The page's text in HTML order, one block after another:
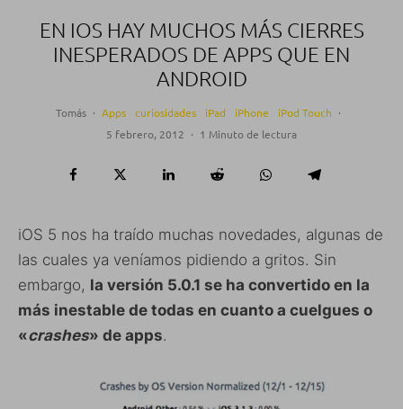
EN IOS HAY MUCHOS MÁS CIERRES
INESPERADOS DE APPS QUE EN
ANDROID
Tomás · Apps curiosidades iPad iPhone iPod Touch ·
5 febrero, 2012 · 1 Minuto de lectura
iOS 5 nos ha traído muchas novedades, algunas de
las cuales ya veníamos pidiendo a gritos. Sin
embargo, la versión 5.0.1 se ha convertido en la
más inestable de todas en cuanto a cuelgues o
«crashes» de apps.